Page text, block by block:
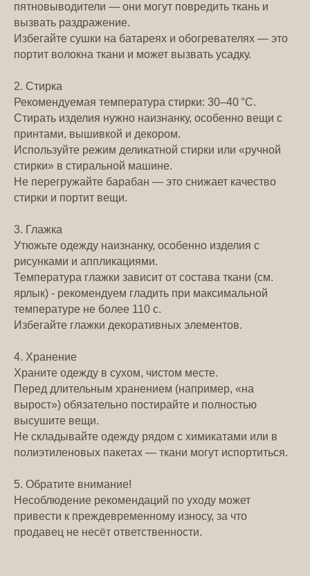
пятновыводители — они могут повредить ткань и
вызвать раздражение.
Избегайте сушки на батареях и обогревателях — это
портит волокна ткани и может вызвать усадку.
2. Стирка
Рекомендуемая температура стирки: 30–40 °C.
Стирать изделия нужно наизнанку, особенно вещи с
принтами, вышивкой и декором.
Используйте режим деликатной стирки или «ручной
стирки» в стиральной машине.
Не перегружайте барабан — это снижает качество
стирки и портит вещи.
3. Глажка
Утюжьте одежду наизнанку, особенно изделия с
рисунками и аппликациями.
Температура глажки зависит от состава ткани (см.
ярлык) - рекомендуем гладить при максимальной
температуре не более 110 с.
Избегайте глажки декоративных элементов.
4. Хранение
Храните одежду в сухом, чистом месте.
Перед длительным хранением (например, «на
вырост») обязательно постирайте и полностью
высушите вещи.
Не складывайте одежду рядом с химикатами или в
полиэтиленовых пакетах — ткани могут испортиться.
5. Обратите внимание!
Несоблюдение рекомендаций по уходу может
привести к преждевременному износу, за что
продавец не несёт ответственности.